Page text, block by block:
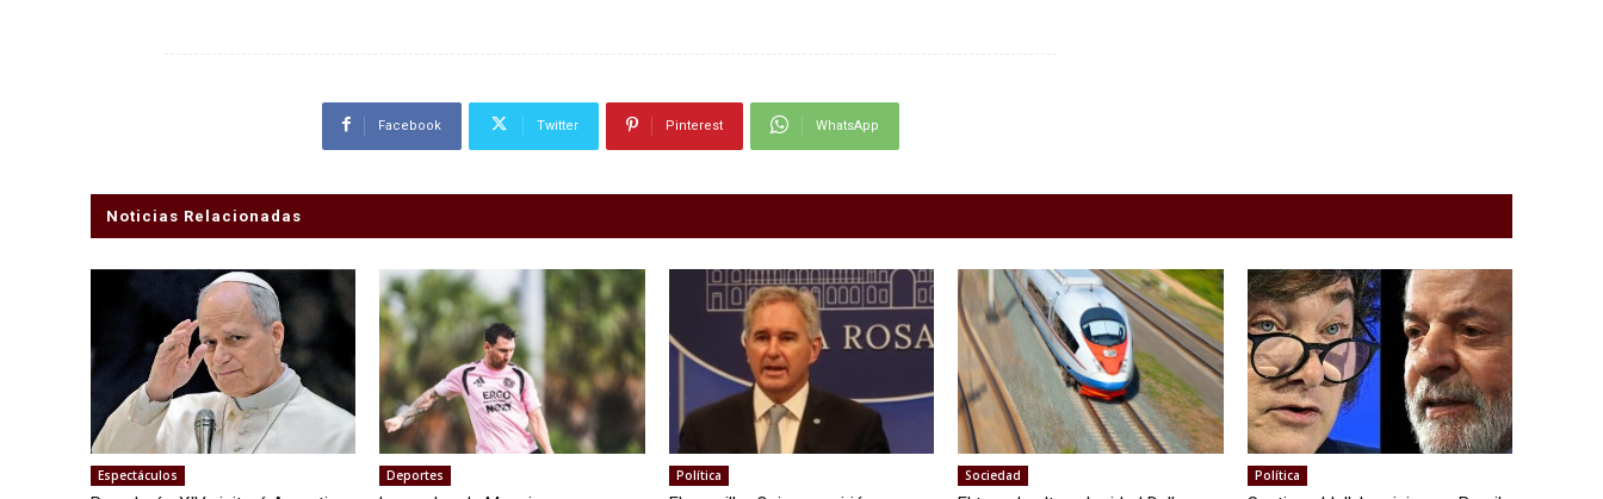
Facebook Twitter Pinterest WhatsApp
Noticias Relacionadas
Espectáculos Deportes Política Sociedad Política